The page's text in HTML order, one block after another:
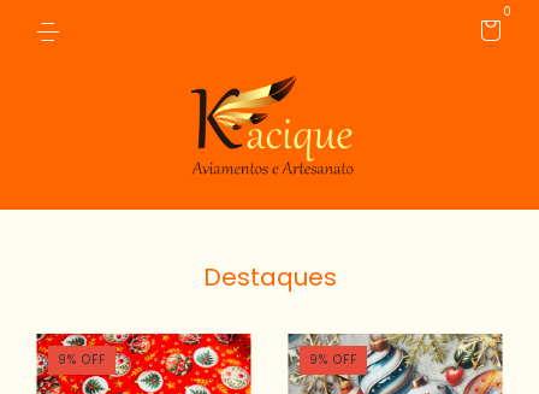
0
Destaques
9% OFF 9% OFF